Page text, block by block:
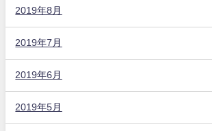
2019年8月
2019年7月
2019年6月
2019年5月